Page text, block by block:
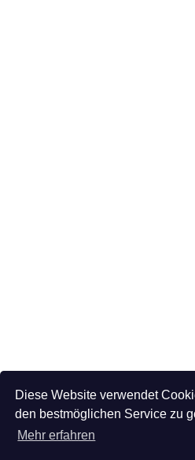
Diese Website verwendet
den bestmöglichen Service zu
Mehr erfahren